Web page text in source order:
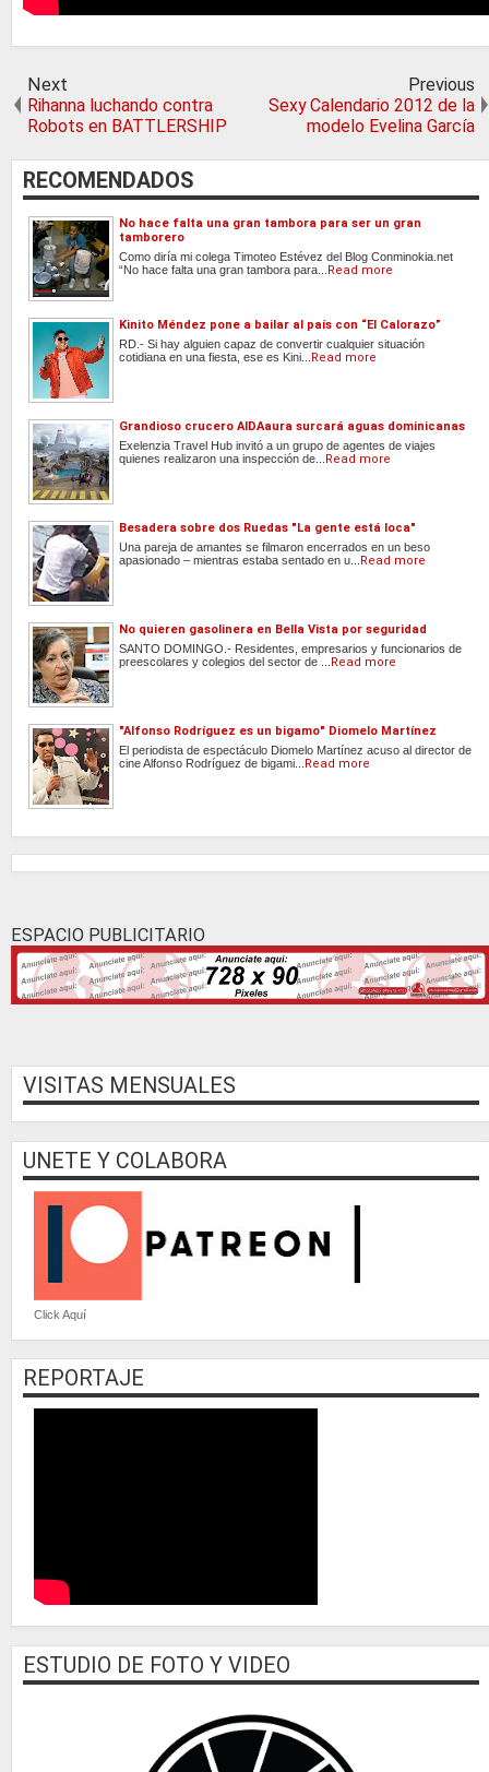
Next
Rihanna luchando contra
Robots en BATTLERSHIP
Previous
Sexy Calendario 2012 de la
modelo Evelina García
RECOMENDADOS
No hace falta una gran tambora para ser un gran
tamborero
Como diría mi colega Timoteo Estévez del Blog Conminokia.net
“No hace falta una gran tambora para... Read more
Kinito Méndez pone a bailar al país con “El Calorazo”
RD.- Si hay alguien capaz de convertir cualquier situación
cotidiana en una fiesta, ese es Kini... Read more
Grandioso crucero AIDAaura surcará aguas dominicanas
Exelenzia Travel Hub invitó a un grupo de agentes de viajes
quienes realizaron una inspección de... Read more
Besadera sobre dos Ruedas "La gente está loca"
Una pareja de amantes se filmaron encerrados en un beso
apasionado – mientras estaba sentado en u... Read more
No quieren gasolinera en Bella Vista por seguridad
SANTO DOMINGO.- Residentes, empresarios y funcionarios de
preescolares y colegios del sector de ... Read more
"Alfonso Rodríguez es un bigamo" Diomelo Martínez
El periodista de espectáculo Diomelo Martínez acuso al director de
cine Alfonso Rodríguez de bigami... Read more
ESPACIO PUBLICITARIO
VISITAS MENSUALES
UNETE Y COLABORA
Click Aquí
REPORTAJE
ESTUDIO DE FOTO Y VIDEO